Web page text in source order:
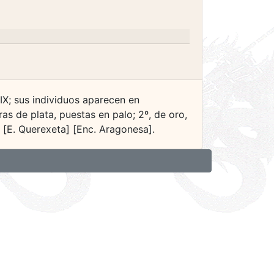
sus individuos aparecen en
de plata, puestas en palo; 2º, de oro,
Querexeta] [Enc. Aragonesa].